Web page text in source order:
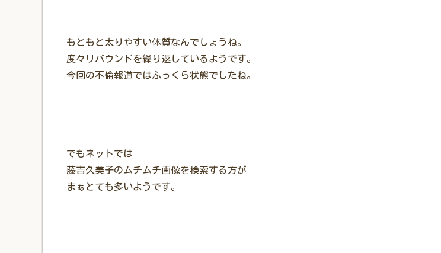
もともと太りやすい体質なんでしょうね。
度々リバウンドを繰り返しているようです。
今回の不倫報道ではふっくら状態でしたね。
でもネットでは
藤吉久美子のムチムチ画像を検索する方が
まぁとても多いようです。